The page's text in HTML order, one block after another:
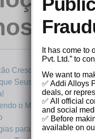
a
Crescente do tigrinho:
Seus Ganhos a Cada
o Mecanismo do Jogo
para Maximizar Seus
It has come to
Pvt. Ltd.” to
We want to
✅ Addi Alloys
deals, or
✅ All official
and social
✅ Before
available on